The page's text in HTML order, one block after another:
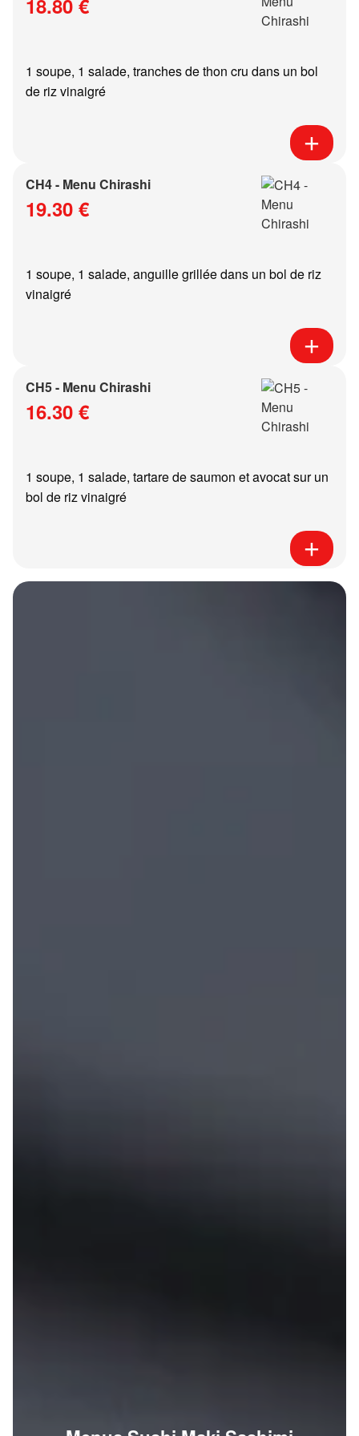
18.80 €
1 soupe, 1 salade, tranches de thon cru dans un bol
de riz vinaigré
CH4 - Menu Chirashi
19.30 €
1 soupe, 1 salade, anguille grillée dans un bol de riz
vinaigré
CH5 - Menu Chirashi
16.30 €
1 soupe, 1 salade, tartare de saumon et avocat sur un
bol de riz vinaigré